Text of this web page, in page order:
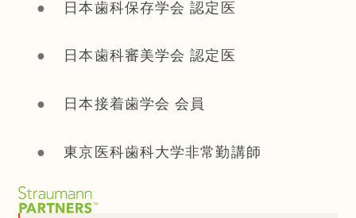
日本歯科保存学会 認定医
日本歯科審美学会 認定医
日本接着歯学会 会員
東京医科歯科大学非常勤講師